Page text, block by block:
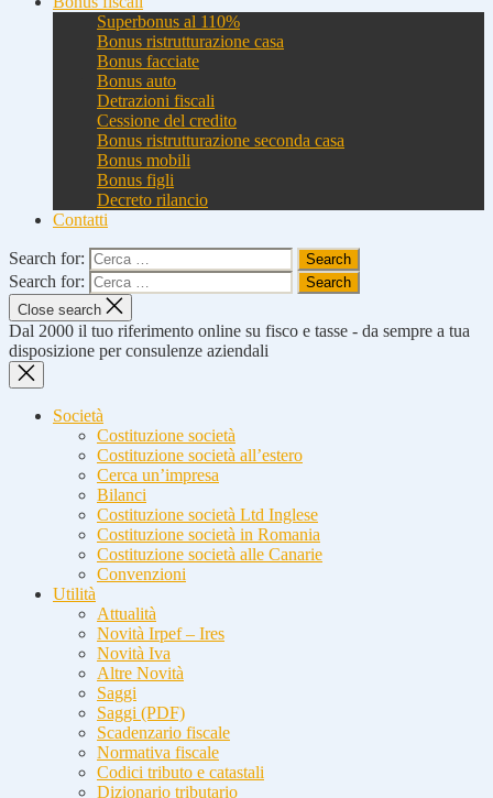
Superbonus al 110%
Bonus ristrutturazione casa
Bonus facciate
Bonus auto
Detrazioni fiscali
Cessione del credito
Bonus ristrutturazione seconda casa
Bonus mobili
Bonus figli
Decreto rilancio
Contatti
Search for:
Search for:
Close search
Dal 2000 il tuo riferimento online su fisco e tasse - da sempre a tua
disposizione per consulenze aziendali
Società
Costituzione società
Costituzione società all’estero
Cerca un’impresa
Bilanci
Costituzione società Ltd Inglese
Costituzione società in Romania
Costituzione società alle Canarie
Convenzioni
Utilità
Attualità
Novità Irpef – Ires
Novità Iva
Altre Novità
Saggi
Saggi (PDF)
Scadenzario fiscale
Normativa fiscale
Codici tributo e catastali
Dizionario tributario